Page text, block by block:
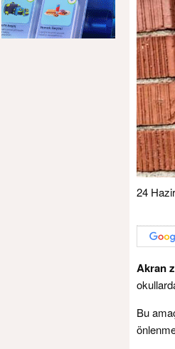
24
Akran
Bu